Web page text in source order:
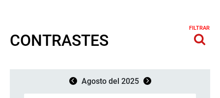
CONTRASTES
FILTRAR
Agosto del 2025